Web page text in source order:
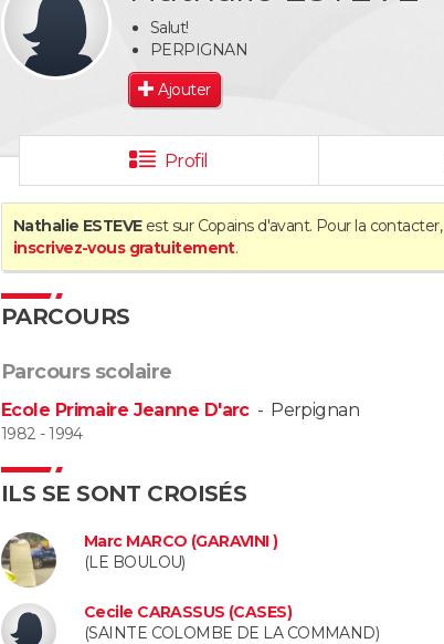
Salut!
PERPIGNAN
Ajouter
Profil
Nathalie ESTEVEest sur Copains d'avant. Pour la contacter,
inscrivez-vous gratuitement.
PARCOURS
Parcours scolaire
Ecole Primaire Jeanne D'arc- Perpignan
1982 - 1994
ILS SE SONT CROISÉS
Marc MARCO (GARAVINI )
(LE BOULOU)
Cecile CARASSUS (CASES)
(SAINTE COLOMBE DE LA COMMAND)